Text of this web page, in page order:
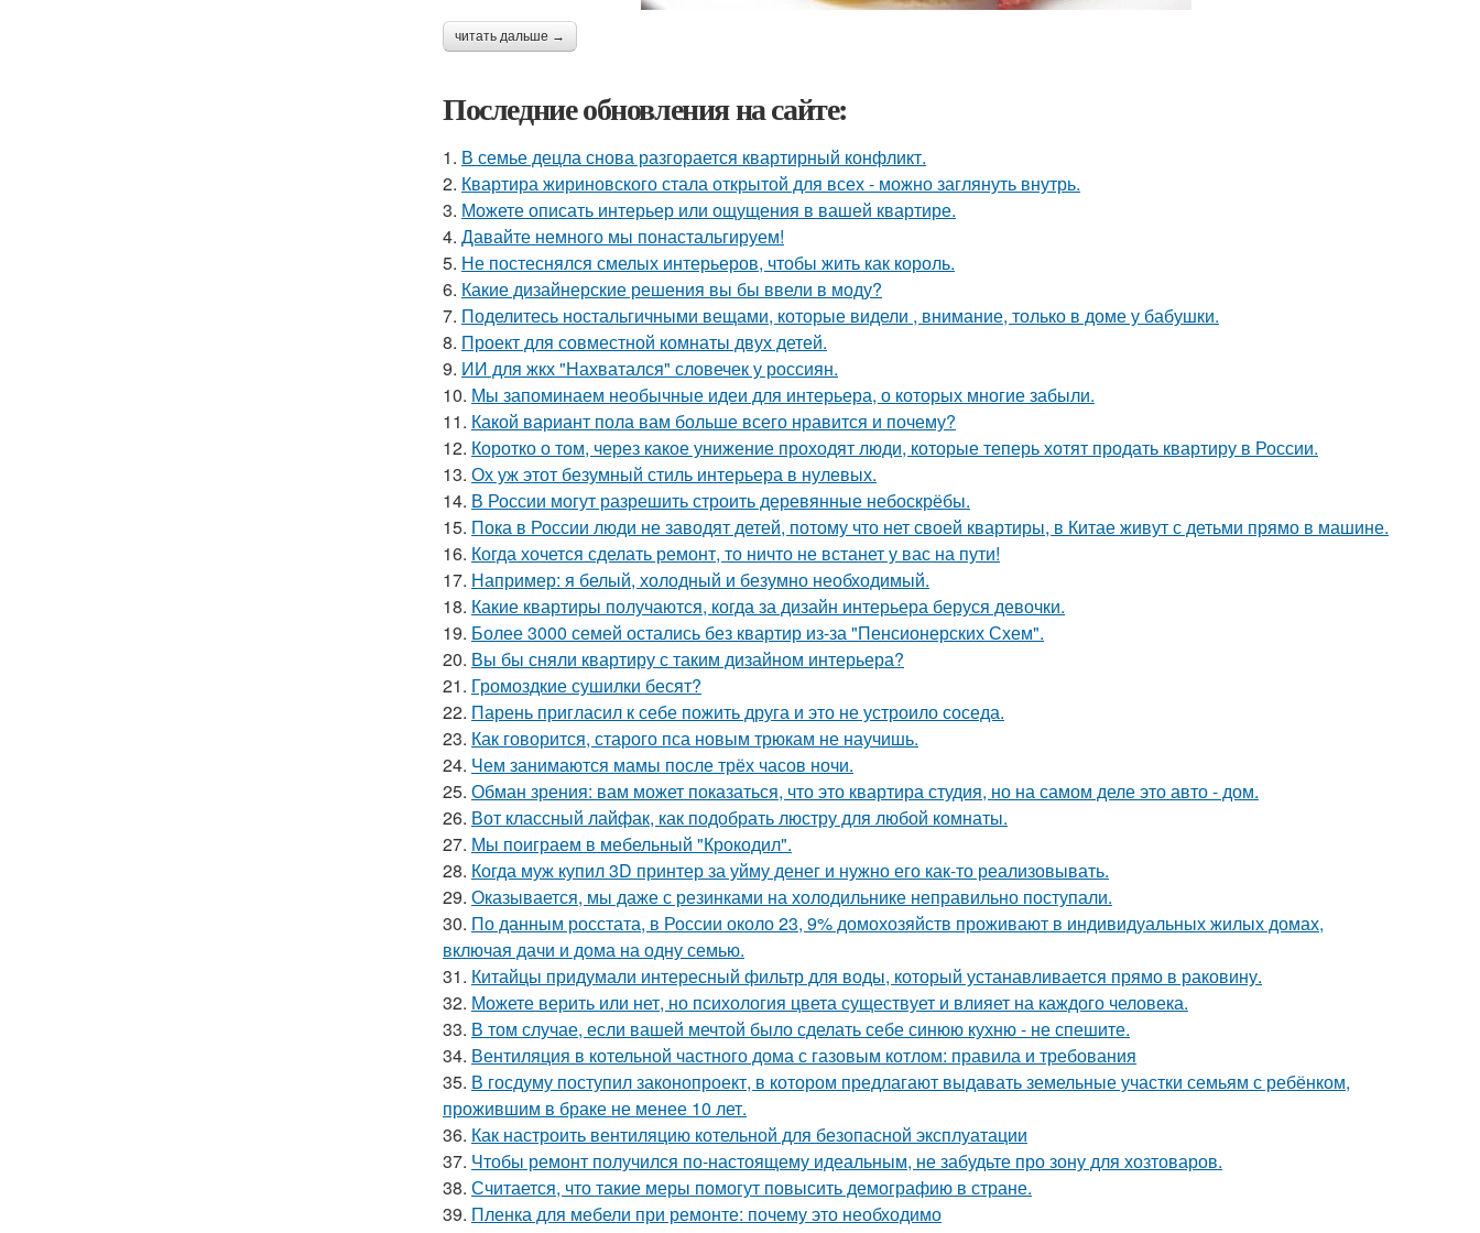
читать дальше →
Последние обновления на сайте:
1. В семье децла снова разгорается квартирный конфликт.
2. Квартира жириновского стала открытой для всех - можно заглянуть внутрь.
3. Можете описать интерьер или ощущения в вашей квартире.
4. Давайте немного мы понастальгируем!
5. Не постеснялся смелых интерьеров, чтобы жить как король.
6. Какие дизайнерские решения вы бы ввели в моду?
7. Поделитесь ностальгичными вещами, которые видели , внимание, только в доме у бабушки.
8. Проект для совместной комнаты двух детей.
9. ИИ для жкх "Нахватался" словечек у россиян.
10. Мы запоминаем необычные идеи для интерьера, о которых многие забыли.
11. Какой вариант пола вам больше всего нравится и почему?
12. Коротко о том, через какое унижение проходят люди, которые теперь хотят продать квартиру в России.
13. Ох уж этот безумный стиль интерьера в нулевых.
14. В России могут разрешить строить деревянные небоскрёбы.
15. Пока в России люди не заводят детей, потому что нет своей квартиры, в Китае живут с детьми прямо в машине.
16. Когда хочется сделать ремонт, то ничто не встанет у вас на пути!
17. Например: я белый, холодный и безумно необходимый.
18. Какие квартиры получаются, когда за дизайн интерьера беруся девочки.
19. Более 3000 семей остались без квартир из-за "Пенсионерских Схем".
20. Вы бы сняли квартиру с таким дизайном интерьера?
21. Громоздкие сушилки бесят?
22. Парень пригласил к себе пожить друга и это не устроило соседа.
23. Как говорится, старого пса новым трюкам не научишь.
24. Чем занимаются мамы после трёх часов ночи.
25. Обман зрения: вам может показаться, что это квартира студия, но на самом деле это авто - дом.
26. Вот классный лайфак, как подобрать люстру для любой комнаты.
27. Мы поиграем в мебельный "Крокодил".
28. Когда муж купил 3D принтер за уйму денег и нужно его как-то реализовывать.
29. Оказывается, мы даже с резинками на холодильнике неправильно поступали.
30. По данным росстата, в России около 23, 9% домохозяйств проживают в индивидуальных жилых домах,
включая дачи и дома на одну семью.
31. Китайцы придумали интересный фильтр для воды, который устанавливается прямо в раковину.
32. Можете верить или нет, но психология цвета существует и влияет на каждого человека.
33. В том случае, если вашей мечтой было сделать себе синюю кухню - не спешите.
34. Вентиляция в котельной частного дома с газовым котлом: правила и требования
35. В госдуму поступил законопроект, в котором предлагают выдавать земельные участки семьям с ребёнком,
прожившим в браке не менее 10 лет.
36. Как настроить вентиляцию котельной для безопасной эксплуатации
37. Чтобы ремонт получился по-настоящему идеальным, не забудьте про зону для хозтоваров.
38. Считается, что такие меры помогут повысить демографию в стране.
39. Пленка для мебели при ремонте: почему это необходимо